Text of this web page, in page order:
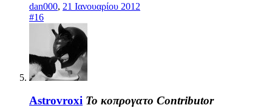
dan000, 21 Ιανουαρίου 2012
#16
Astrovroxi Το κοπρογατο Contributor